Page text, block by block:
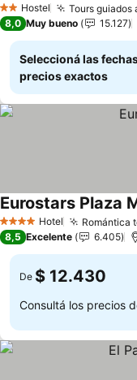
2 Estrellas
Hostel Tours guiados
8,0 Muy bueno 15.127
Seleccioná las
precios exactos
4 EstrellasHotel Romántica
Eurostars Plaza
8,5 Excelente 6.405
De $ 12.430
Consultá los precios